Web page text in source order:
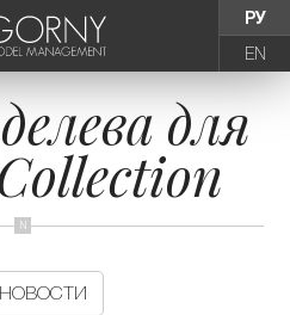
РУ
EN
для